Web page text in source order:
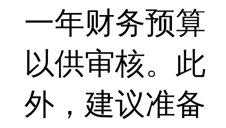
一年财务预算
以供审核。此
外，建议准备